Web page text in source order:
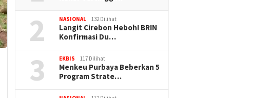
2 NASIONAL 132 Dilihat
Langit Cirebon Heboh! BRIN
Konfirmasi Du…
3 EKBIS 117 Dilihat
Menkeu Purbaya Beberkan 5
Program Strate…